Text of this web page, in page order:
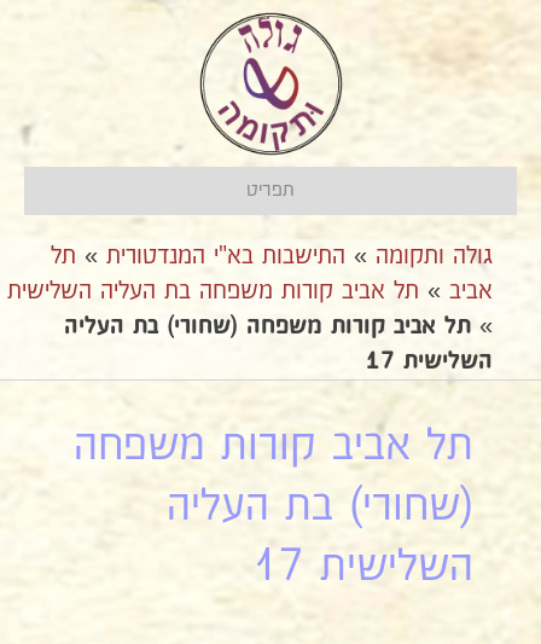
תפריט
גולה ותקומה » התישבות בא"י המנדטורית » תל
אביב » תל אביב קורות משפחה בת העליה השלישית
» תל אביב קורות משפחה (שחורי) בת העליה
השלישית 17
תל אביב קורות משפחה
(שחורי) בת העליה
השלישית 17